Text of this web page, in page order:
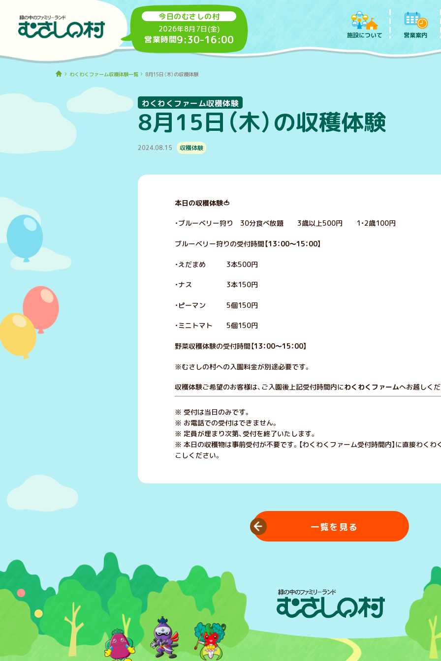
今日のむさしの村
2026年8月7日(金)
営業時間9:30-16:00 施設について 営業案内
わくわくファーム収穫体験一覧 8月15日（木）の収穫体験
8月15日（木）の収穫体験
わくわくファーム収穫体験
2024.08.15 収穫体験
本日の収穫体験🍅
・ブルーベリー狩り 30分食べ放題 3歳以上500円 1・2歳100円
ブルーベリー狩りの受付時間【13：00～15：00】
・えだまめ 3本500円
・ナス 3本150円
・ピーマン 5個150円
・ミニトマト 5個150円
野菜収穫体験の受付時間【13：00～15：00】
※むさしの村への入園料金が別途必要です。
収穫体験ご希望のお客様は、ご入園後上記受付時間内にわくわくファームへお越しくだ
※ 受付は当日のみです。
※ お電話での受付はできません。
※ 定員が埋まり次第、受付を終了いたします。
※ 本日の収穫物は事前受付が不要です。【わくわくファーム受付時間内】に直接わくわ
こしください。
一覧を見る